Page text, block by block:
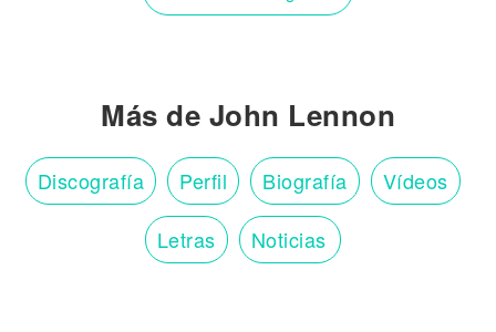
Más de John Lennon
Discografía Perfil Biografía Vídeos
Letras Noticias